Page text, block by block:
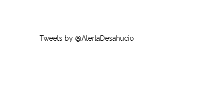
Tweets by @AlertaDesahucio